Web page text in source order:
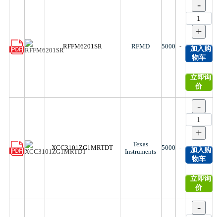
RFFM6201SR RFMD 5000 -
-
+
加入购
物车
立即询
价
XCC3101ZG1MRTDT
Texas
Instruments
5000 -
-
+
加入购
物车
立即询
价
-